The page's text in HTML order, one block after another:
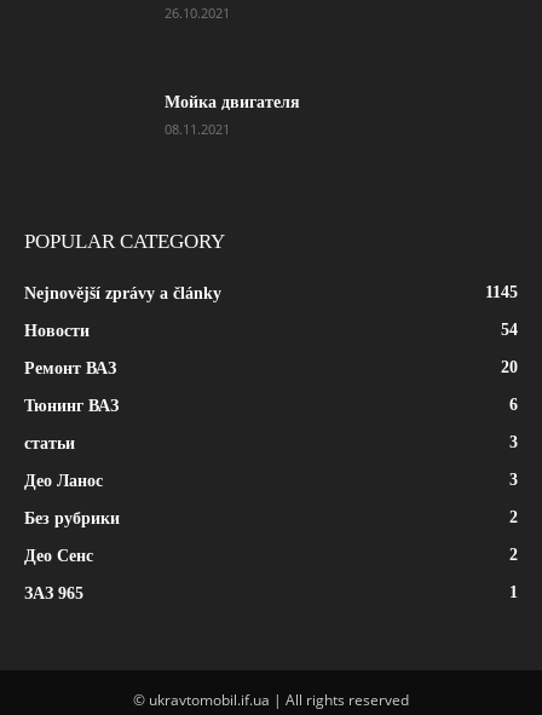
26.10.2021
Мойка двигателя
08.11.2021
POPULAR CATEGORY
Nejnovější zprávy a články 1145
Новости 54
Ремонт ВАЗ 20
Тюнинг ВАЗ 6
статьи 3
Део Ланос 3
Без рубрики 2
Део Сенс 2
ЗАЗ 965 1
© ukravtomobil.if.ua | All rights reserved